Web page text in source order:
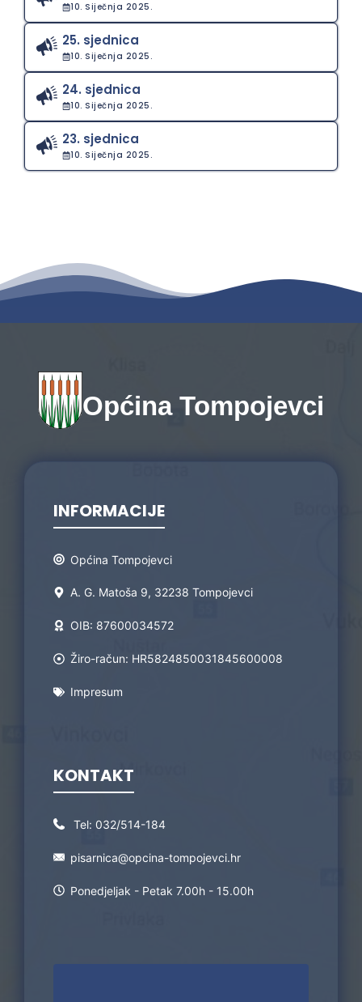
10. Siječnja 2025.
25. sjednica
10. Siječnja 2025.
24. sjednica
10. Siječnja 2025.
23. sjednica
10. Siječnja 2025.
Općina Tompojevci
INFORMACIJE
Općina Tompojevci
A. G. Matoša 9, 32238 Tompojevci
OIB: 87600034572
Žiro-račun: HR5824850031845600008
Impresum
KONTAKT
Tel: 032/514-184
pisarnica@opcina-tompojevci.hr
Ponedjeljak - Petak 7.00h - 15.00h